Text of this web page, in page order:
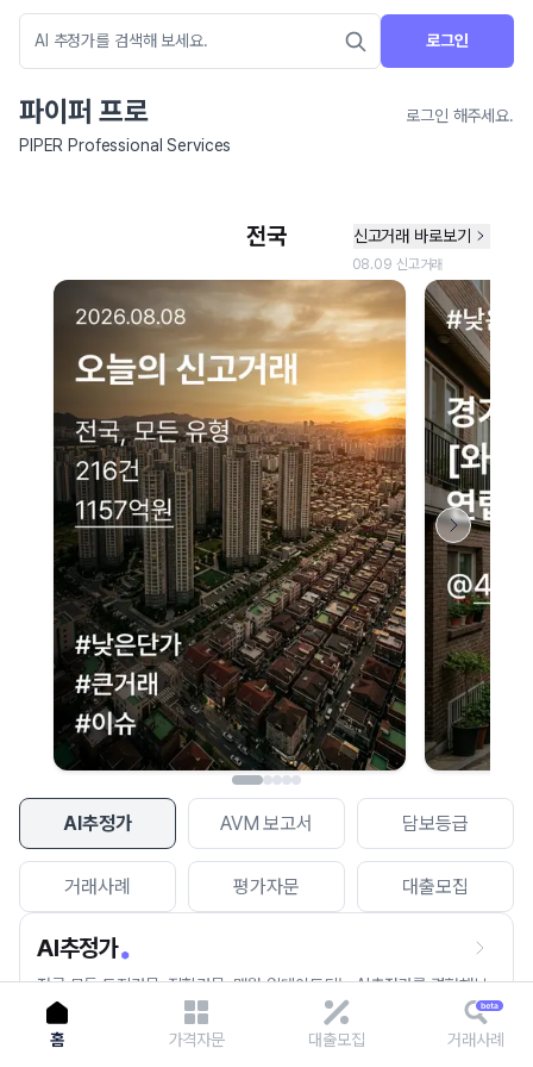
로그인
파이퍼 프로
로그인 해주세요.
PIPER Professional Services
AI추정가 AVM 보고서 담보등급
거래사례 평가자문 대출모집
AI추정가
전국 모든 토지건물, 집합건물, 매월 업데이트되는 AI추정가를 경험해보
세요.
네이버 지도 연결 안내
현재 네이버 지도 연결이 원활하지 않아 지도를 불러올 수 없습니다.
이용에 불편을 드려 죄송합니다.
다시 시도
홈 가격자문 대출모집 거래사례